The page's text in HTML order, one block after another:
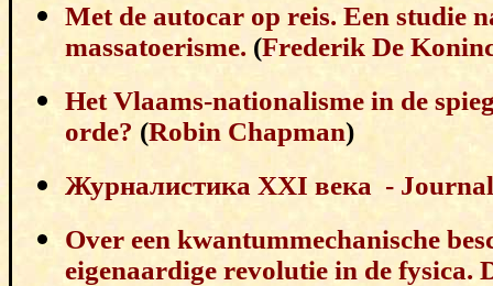
Met de autocar op reis. Een studie
massatoerisme. (Frederik De
Het Vlaams-nationalisme in de
orde? (Robin Chapman)
Журналистика XXI века -
Over een kwantummechanische
eigenaardige revolutie in de fysica.